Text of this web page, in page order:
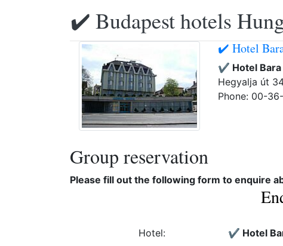
✔️ Budapest hotels
✔️ Hotel
✔️ Hotel Bara
Hegyalja út
Phone: 00-
Group reservation
Please fill out the following form to enquire
Hotel: ✔️ Hotel